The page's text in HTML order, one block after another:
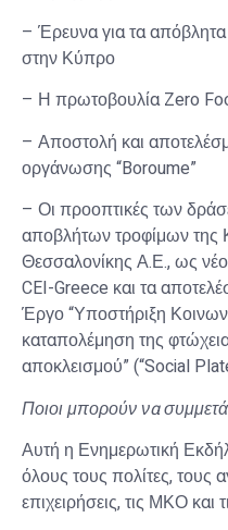
– Έρευνα για τα απόβλητα
στην Κύπρο
– Η πρωτοβουλία Zero
– Αποστολή και
οργάνωσης “Boroume”
– Οι προοπτικές των
αποβλήτων τροφίμων της
Θεσσαλονίκης Α.Ε., ως
CEI-Greece και τα
Έργο “Υποστήριξη
καταπολέμηση της
αποκλεισμού” (“Social
Ποιοι μπορούν να
Αυτή η Ενημερωτική
όλους τους πολίτες, τους
επιχειρήσεις, τις ΜΚΟ και